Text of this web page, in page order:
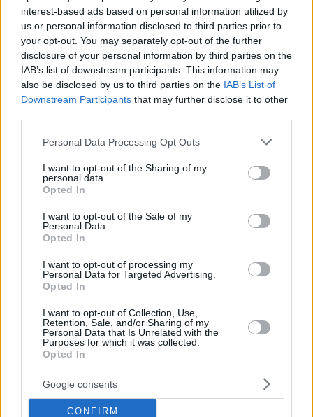
interest-based ads based on personal information utilized by
us or personal information disclosed to third parties prior to
your opt-out. You may separately opt-out of the further
disclosure of your personal information by third parties on the
IAB’s list of downstream participants. This information may
also be disclosed by us to third parties on the IAB’s List of
Downstream Participants that may further disclose it to other
Please note that this website/app uses one or more Google
not limited to your visit or usage behaviour. You may click to
grant or deny consent to Google and its third-party tags to
use your data for below specified purposes in below Google
consent section.
Personal Data Processing Opt Outs
I want to opt-out of the Sharing of my
personal data.
Opted In
I want to opt-out of the Sale of my
Personal Data.
Opted In
I want to opt-out of processing my
Personal Data for Targeted Advertising.
Opted In
I want to opt-out of Collection, Use,
Retention, Sale, and/or Sharing of my
Personal Data that Is Unrelated with the
Purposes for which it was collected.
Opted In
Google consents
CONFIRM
Hirdetés
Hirdetés